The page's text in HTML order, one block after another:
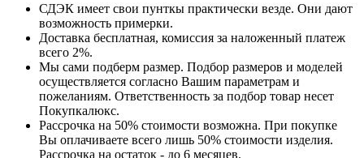
СДЭК имеет свои пунткы практически везде. Они дают
возможность примерки.
Доставка бесплатная, комиссия за наложенный платеж
всего 2%.
Мы сами подберм размер. Подбор размеров и моделей
осуществляется согласно Вашим параметрам и
пожеланиям. Ответственность за подбор товар несет
Покупкалюкс.
Рассрочка на 50% стоимости возможна. При покупке
Вы оплачиваете всего лишь 50% стоимости изделия.
Рассрочка на остаток - до 6 месяцев.